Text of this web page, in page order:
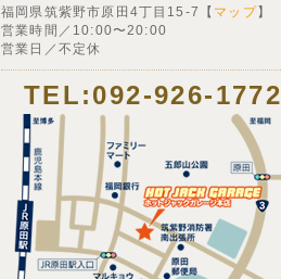
福岡県筑紫野市原田4丁目15-7【 マップ】
営業時間／10:00〜20:00
営業日／不定休
TEL:092-926-1772